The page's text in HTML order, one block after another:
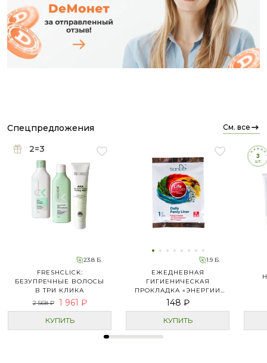
🌿 прокладки помогли мне и моим клиентам
восстановить цикл;
🌿 их удобно носить с собой, так как каждая
прокладка идёт в индивидуальной упаковке.
💝💝💝 «Нежная забота» — розовые прокладки, 11
женского здоровья, которые помогут справиться с
молочницей, избавят даже от хронической
молочницы.
Для женского здоровья прокладки только от
Tiande 👆👆👆
спецпредложения см. все
2=3
23.8 Б.
FRESHCLICK:
БЕЗУПРЕЧНЫЕ ВОЛОСЫ
В ТРИ КЛИКА
2 568 ₽
1 961 ₽
КУПИТЬ
1.9 Б.
ЕЖЕДНЕВНАЯ
ГИГИЕНИЧЕСКАЯ
ПРОКЛАДКА «ЭНЕРГИИ
ЖИЗНИ»
148 ₽
КУПИТЬ